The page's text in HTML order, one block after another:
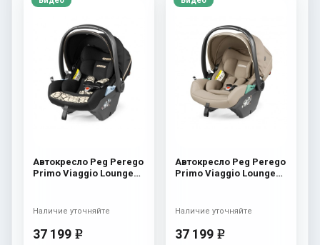
Автокресло Peg Perego
Primo Viaggio Lounge
37 199 e
Наличие уточняйте
Автокресло Peg Perego
Primo Viaggio Lounge
37 199 e
Наличие уточняйте